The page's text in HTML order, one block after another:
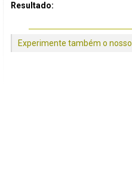
Resultado:
Experimente também o nosso